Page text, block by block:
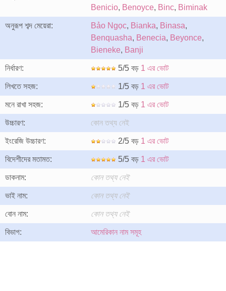
Benicio, Benoyce, Binc, Biminak
অনুরূপ শব্দ মেয়েরা: Bảo Ngọc, Bianka, Binasa,
Benquasha, Benecia, Beyonce,
Bieneke, Banji
নির্ধারণ: 5/5 বড় 1 এর ভোট
লিখতে সহজ: 1/5 বড় 1 এর ভোট
মনে রাখা সহজ: 1/5 বড় 1 এর ভোট
উচ্চারণ: কোন তথ্য নেই
ইংরেজি উচ্চারণ: 2/5 বড় 1 এর ভোট
বিদেশীদের মতামত: 5/5 বড় 1 এর ভোট
ডাকনাম: কোন তথ্য নেই
ভাই নাম: কোন তথ্য নেই
বোন নাম: কোন তথ্য নেই
বিভাগ: আমেরিকান নাম সমূহ